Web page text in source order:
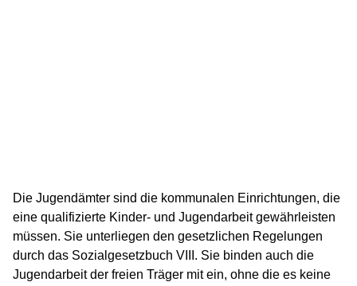
Die Jugendämter sind die kommunalen Einrichtungen, die
eine qualifizierte Kinder- und Jugendarbeit gewährleisten
müssen. Sie unterliegen den gesetzlichen Regelungen
durch das Sozialgesetzbuch VIII. Sie binden auch die
Jugendarbeit der freien Träger mit ein, ohne die es keine